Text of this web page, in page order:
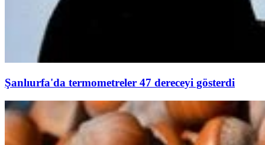
Şanlıurfa'da termometreler 47 dereceyi gösterdi